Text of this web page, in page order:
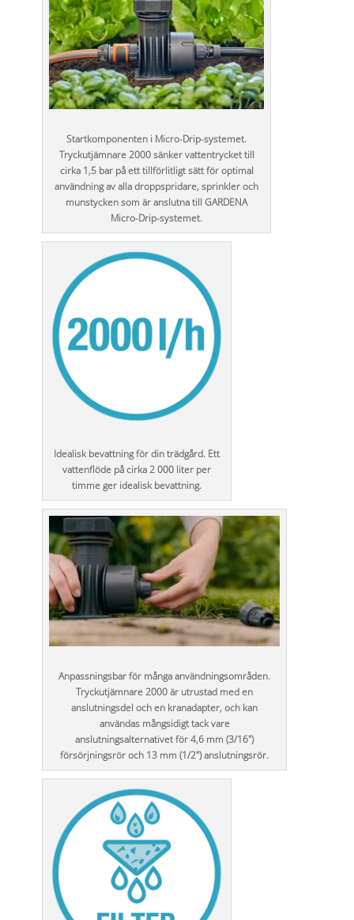
Startkomponenten i Micro-Drip-systemet.
Tryckutjämnare 2000 sänker vattentrycket till
cirka 1,5 bar på ett tillförlitligt sätt för optimal
användning av alla droppspridare, sprinkler och
munstycken som är anslutna till GARDENA
Micro-Drip-systemet.
Idealisk bevattning för din trädgård. Ett
vattenflöde på cirka 2 000 liter per
timme ger idealisk bevattning.
Anpassningsbar för många användningsområden.
Tryckutjämnare 2000 är utrustad med en
anslutningsdel och en kranadapter, och kan
användas mångsidigt tack vare
anslutningsalternativet för 4,6 mm (3/16")
försörjningsrör och 13 mm (1/2") anslutningsrör.